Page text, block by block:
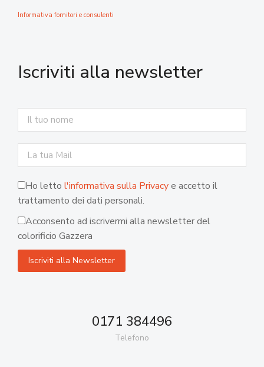
Informativa fornitori e consulenti
Iscriviti alla newsletter
Ho letto l'informativa sulla Privacye accetto il
trattamento dei dati personali.
Acconsento ad iscrivermi alla newsletter del
colorificio Gazzera
0171 384496
Telefono